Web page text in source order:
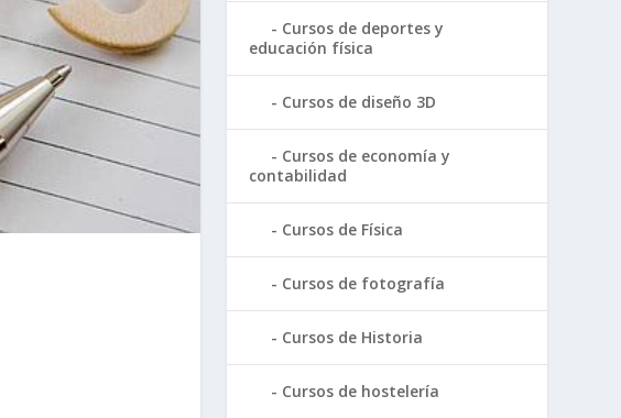
Cursos de deportes y
educación física
Cursos de diseño 3D
Cursos de economía y
contabilidad
Cursos de Física
Cursos de fotografía
Cursos de Historia
Cursos de hostelería